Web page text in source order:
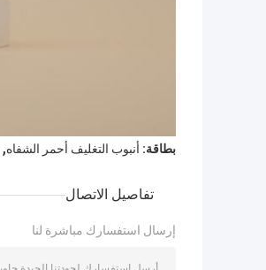
بطاقة: أنبوب التغليف أحمر الشفاه,
تفاصيل الاتصال
إرسال استفسارك مباشرة لنا